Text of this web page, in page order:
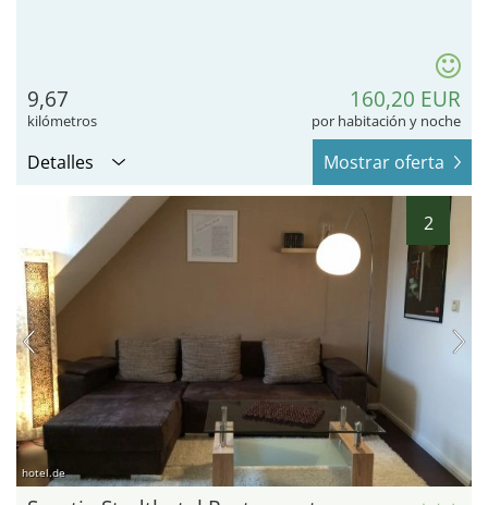
9,67
kilómetros
160,20 EUR
por habitación y noche
Detalles Mostrar oferta
2
hotel.de